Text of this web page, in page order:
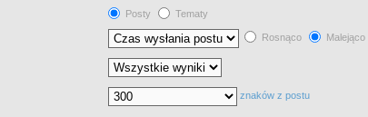
Posty
Tematy
Rosnąco Malejąco
znaków z postu